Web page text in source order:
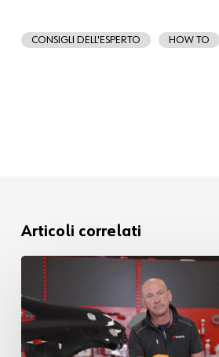
CONSIGLI DELL'ESPERTO HOW TO
Articoli correlati